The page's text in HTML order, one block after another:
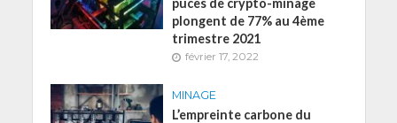
plongent de 77% au 4ème
trimestre 2021
février 17, 2022
MINAGE
L’empreinte carbone du